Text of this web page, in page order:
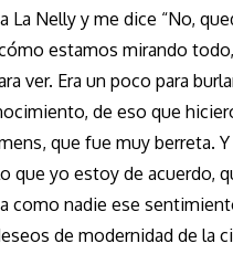
La Nelly y me dice “No,
estamos mirando
ver. Era un poco para
de eso que
que fue muy berreta.
que yo estoy de acuerdo,
como nadie ese
de modernidad de la